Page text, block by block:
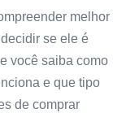
melhor
se ele é
você saiba como
e que tipo
de comprar